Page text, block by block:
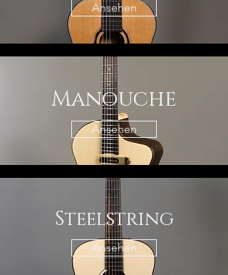
Ansehen
Manouche
Ansehen
Steelstring
Ansehen